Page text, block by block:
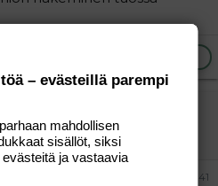
#313 241
– evästeillä parempi
mahdollisen
sisällöt, siksi
ja vastaavia